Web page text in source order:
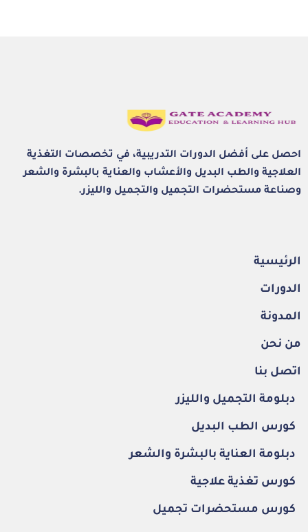
احصل على أفضل الدورات التدريبية، في تخصصات التغذية
العلاجية والطب البديل والأعشاب والعناية بالبشرة والشعر
وصناعة مستحضرات التجميل والتجميل والليزر.
الرئيسية
الدورات
المدونة
من نحن
اتصل بنا
دبلومة التجميل والليزر
كورس الطب البديل
دبلومة العناية بالبشرة والشعر
كورس تغذية علاجية
كورس مستحضرات تجميل